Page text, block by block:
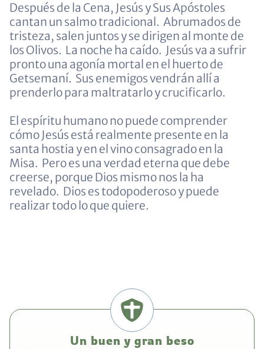
Después de la Cena, Jesús y Sus Apóstoles
cantan un salmo tradicional. Abrumados de
tristeza, salen juntos y se dirigen al monte de
los Olivos. La noche ha caído. Jesús va a sufrir
pronto una agonía mortal en el huerto de
Getsemaní. Sus enemigos vendrán allí a
prenderlo para maltratarlo y crucificarlo.
El espíritu humano no puede comprender
cómo Jesús está realmente presente en la
santa hostia y en el vino consagrado en la
Misa. Pero es una verdad eterna que debe
creerse, porque Dios mismo nos la ha
revelado. Dios es todopoderoso y puede
realizar todo lo que quiere.
Un buen y gran beso